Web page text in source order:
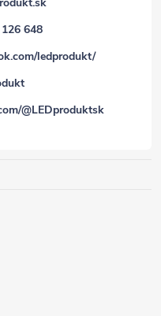
648
ledprodukt/
@LEDproduktsk